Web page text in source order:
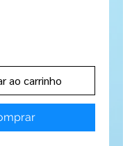
ao carrinho